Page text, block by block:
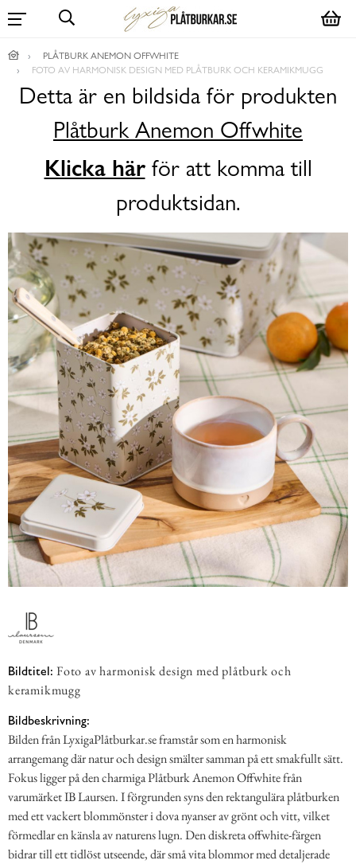
PLÅTBURK ANEMON OFFWHITE
FOTO AV HARMONISK DESIGN MED PLÅTBURK OCH KERAMIKMUGG
Detta är en bildsida för produkten
Plåtburk Anemon Offwhite
Klicka härför att komma till
produktsidan.
Bildtitel: Foto av harmonisk design med plåtburk och
keramikmugg
Bildbeskrivning:
Bilden från LyxigaPlåtburkar.se framstår som en harmonisk
arrangemang där natur och design smälter samman på ett smakfullt sätt.
Fokus ligger på den charmiga Plåtburk Anemon Offwhite från
varumärket IB Laursen. I förgrunden syns den rektangulära plåtburken
med ett vackert blommönster i dova nyanser av grönt och vitt, vilket
förmedlar en känsla av naturens lugn. Den diskreta offwhite-färgen
bidrar till ett tidlöst utseende, där små vita blommor med detaljerade